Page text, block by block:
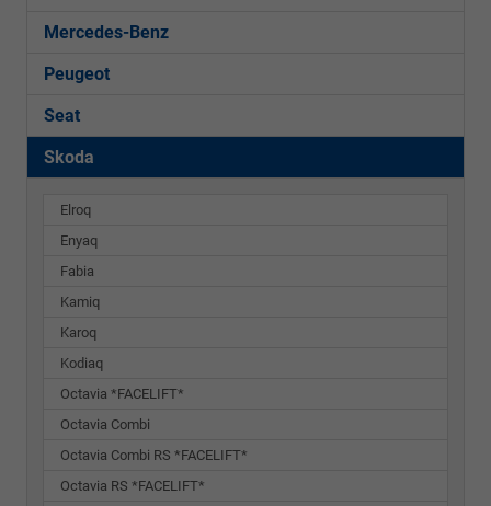
Mercedes-Benz
Peugeot
Seat
Skoda
Elroq
Enyaq
Fabia
Kamiq
Karoq
Kodiaq
Octavia *FACELIFT*
Octavia Combi
Octavia Combi RS *FACELIFT*
Octavia RS *FACELIFT*